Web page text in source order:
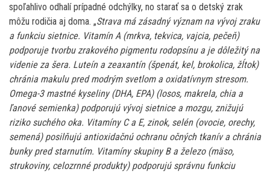
spoľahlivo odhalí prípadné odchýlky, no starať sa o detský zrak
môžu rodičia aj doma. „Strava má zásadný význam na vývoj zraku
a funkciu sietnice. Vitamín A (mrkva, tekvica, vajcia, pečeň)
podporuje tvorbu zrakového pigmentu rodopsínu a je dôležitý na
videnie za šera. Luteín a zeaxantín (špenát, kel, brokolica, žĺtok)
chránia makulu pred modrým svetlom a oxidatívnym stresom.
Omega-3 mastné kyseliny (DHA, EPA) (losos, makrela, chia a
ľanové semienka) podporujú vývoj sietnice a mozgu, znižujú
riziko suchého oka. Vitamíny C a E, zinok, selén (ovocie, orechy,
semená) posilňujú antioxidačnú ochranu očných tkanív a chránia
bunky pred starnutím. Vitamíny skupiny B a železo (mäso,
strukoviny, celozrnné produkty) podporujú správnu funkciu